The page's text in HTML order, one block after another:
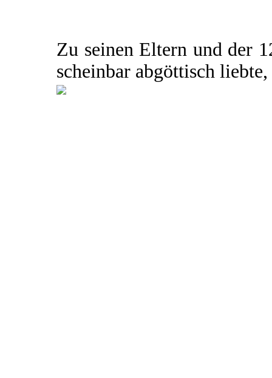
Zu seinen Eltern und der
scheinbar abgöttisch